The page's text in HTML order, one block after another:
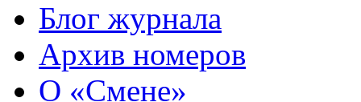
Блог журнала
Архив номеров
О «Смене»